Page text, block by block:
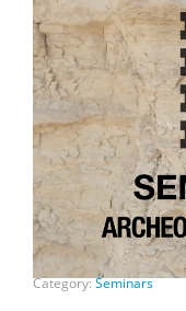
Category:Seminars